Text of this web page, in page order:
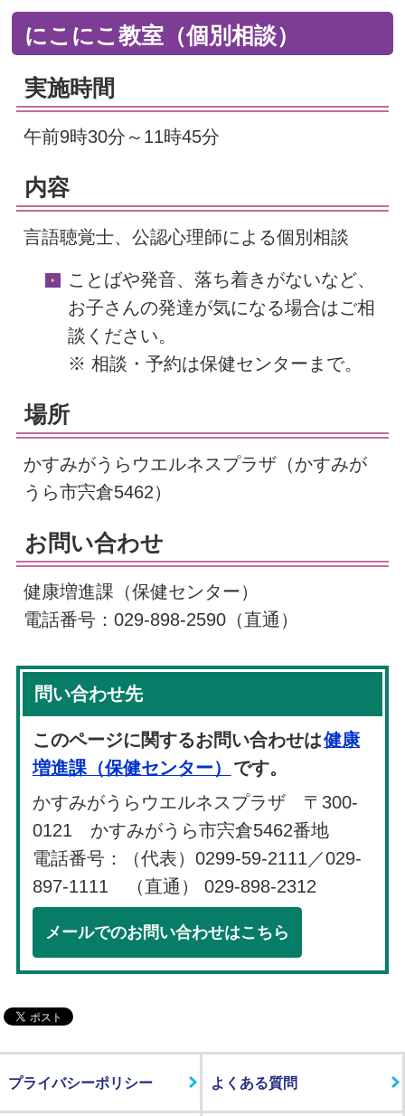
にこにこ教室（個別相談）
実施時間
午前9時30分～11時45分
内容
言語聴覚士、公認心理師による個別相談
ことばや発音、落ち着きがないなど、
お子さんの発達が気になる場合はご相
談ください。
※ 相談・予約は保健センターまで。
場所
かすみがうらウエルネスプラザ（かすみが
うら市宍倉5462）
お問い合わせ
健康増進課（保健センター）
電話番号：029-898-2590（直通）
問い合わせ先
このページに関するお問い合わせは健康
増進課（保健センター）
です。
かすみがうらウエルネスプラザ 〒300-
0121 かすみがうら市宍倉5462番地
電話番号：（代表）0299-59-2111／029-
897-1111 （直通） 029-898-2312
メールでのお問い合わせはこちら
プライバシーポリシー よくある質問